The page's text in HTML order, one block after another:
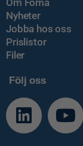
Nyheter
Jobba hos oss
Prislistor
Filer
Följ oss